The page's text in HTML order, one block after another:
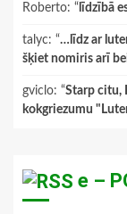
Roberto: “ līdzībā
talyc: “…līdz ar
šķiet nomiris arī
gviclo: “Starp citu,
kokgriezumu
e –